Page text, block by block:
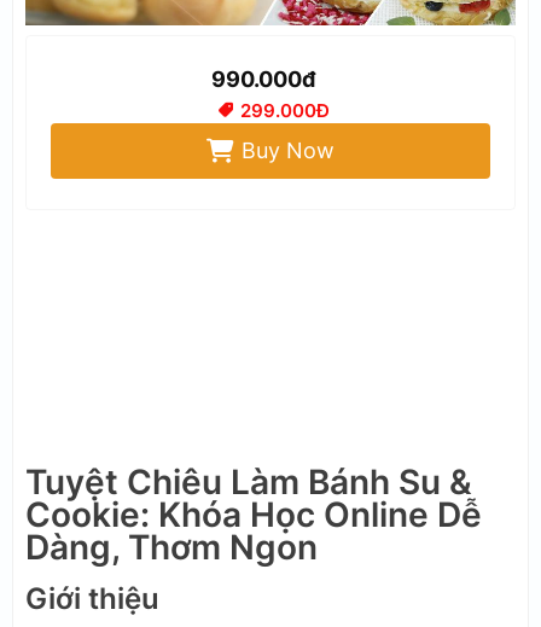
990.000đ
299.000Đ
Buy Now
Tuyệt Chiêu Làm Bánh Su &
Cookie: Khóa Học Online Dễ
Dàng, Thơm Ngon
Giới thiệu